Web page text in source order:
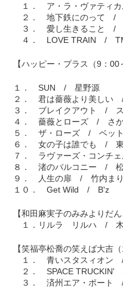
１． ア・ラ・ヴァティ
２． 地下鉄にのって /
３． 愛し生きること /
４． LOVE TRAIN / TM
【ハッピー・プラス（9：00
１． SUN / 星野源
２． 君は薔薇より美しい
３． ブレイクアウト / ス
４． 薔薇とローズ / さか
５． ザ・ローズ / ベット
６． 女の子は誰でも / 東
７． ラヴァーズ・コンチ
８． 渚のバルコニー / 松
９． 人生の扉 / 竹内ま
１０． Get Wild / B'z
【和田麻実子のみみよりだ
１．リルラ リルハ / 木
【笑福亭松喬の笑えば大吉
１． 青いスタスィオ
２． SPACE TRUCKIN'
３． 済州エア・ポー